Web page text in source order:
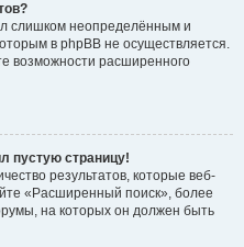
слишком неопределённым и
в phpBB не осуществляется.
возможности расширенного
пустую страницу!
результатов, которые веб-
«Расширенный поиск», более
на которых он должен быть